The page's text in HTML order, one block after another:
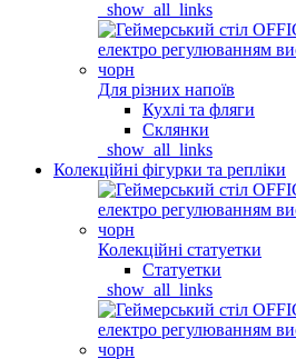
_show_all_links
Для різних напоїв
Кухлі та фляги
Склянки
_show_all_links
Колекційні фігурки та репліки
Колекційні статуетки
Статуетки
_show_all_links